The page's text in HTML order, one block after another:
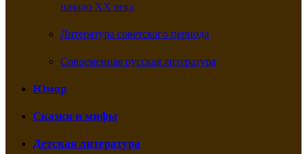
начало XX века
Литература советского периода
Современная русская литература
Юмор
Сказки и мифы
Детская литература